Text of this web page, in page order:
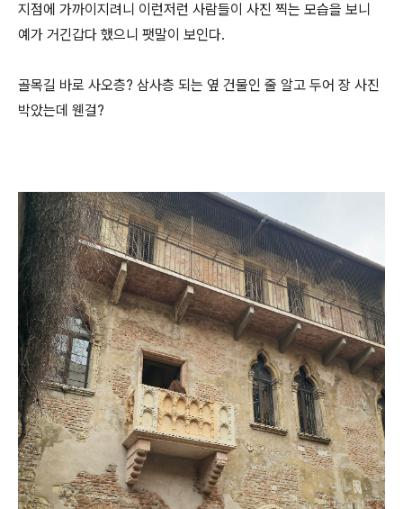
지점에 가까이지려니 이런저런 사람들이 사진 찍는 모습을 보니
예가 거긴갑다 했으니 팻말이 보인다.
골목길 바로 사오층? 삼사층 되는 옆 건물인 줄 알고 두어 장 사진
박았는데 웬걸?